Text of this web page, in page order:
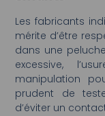
Les fabricants
mérite d’être
dans une
excessive,
manipulation
prudent de
d’éviter un